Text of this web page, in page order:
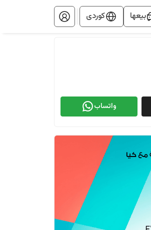
بيعها کوردی
واتساب